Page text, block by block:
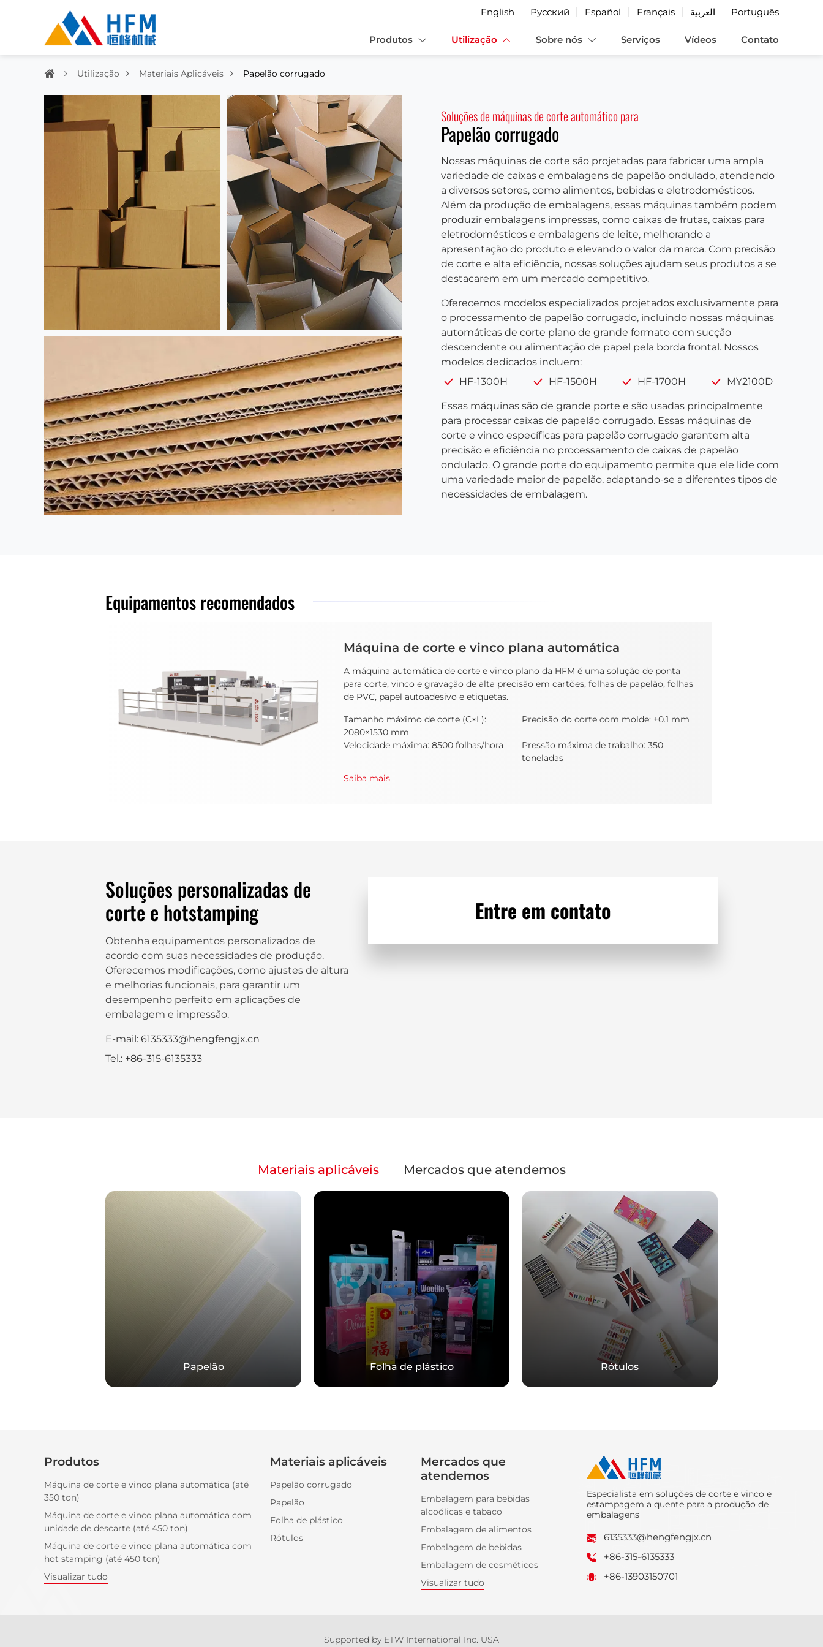
English Русский Español Français العربية Português
Produtos Utilização Sobre nós Serviços Vídeos Contato
Utilização Materiais Aplicáveis Papelão corrugado
Soluções de máquinas de corte automático para
Papelão corrugado
Nossas máquinas de corte são projetadas para fabricar uma ampla
variedade de caixas e embalagens de papelão ondulado, atendendo
a diversos setores, como alimentos, bebidas e eletrodomésticos.
Além da produção de embalagens, essas máquinas também podem
produzir embalagens impressas, como caixas de frutas, caixas para
eletrodomésticos e embalagens de leite, melhorando a
apresentação do produto e elevando o valor da marca. Com precisão
de corte e alta eficiência, nossas soluções ajudam seus produtos a se
destacarem em um mercado competitivo.
Oferecemos modelos especializados projetados exclusivamente para
o processamento de papelão corrugado, incluindo nossas máquinas
automáticas de corte plano de grande formato com sucção
descendente ou alimentação de papel pela borda frontal. Nossos
modelos dedicados incluem:
HF-1300H
HF-1500H HF-1700H MY2100D
Essas máquinas são de grande porte e são usadas principalmente
para processar caixas de papelão corrugado. Essas máquinas de
corte e vinco específicas para papelão corrugado garantem alta
precisão e eficiência no processamento de caixas de papelão
ondulado. O grande porte do equipamento permite que ele lide com
uma variedade maior de papelão, adaptando-se a diferentes tipos de
necessidades de embalagem.
Equipamentos recomendados
Máquina de corte e vinco plana automática
A máquina automática de corte e vinco plano da HFM é uma solução de ponta
para corte, vinco e gravação de alta precisão em cartões, folhas de papelão, folhas
de PVC, papel autoadesivo e etiquetas.
Tamanho máximo de corte (C×L):
2080×1530 mm
Precisão do corte com molde: ±0.1 mm
Velocidade máxima: 8500 folhas/hora
Pressão máxima de trabalho: 350
toneladas
Saiba mais
Soluções personalizadas de
corte e hotstamping
Obtenha equipamentos personalizados de
acordo com suas necessidades de produção.
Oferecemos modificações, como ajustes de altura
e melhorias funcionais, para garantir um
desempenho perfeito em aplicações de
embalagem e impressão.
E-mail: 6135333@hengfengjx.cn
Tel.: +86-315-6135333
Entre em contato
Materiais aplicáveis Mercados que atendemos
Papelão Folha de plástico Rótulos
Produtos
Máquina de corte e vinco plana automática (até
350 ton)
Máquina de corte e vinco plana automática com
unidade de descarte (até 450 ton)
Máquina de corte e vinco plana automática com
hot stamping (até 450 ton)
Visualizar tudo
Materiais aplicáveis
Papelão corrugado
Papelão
Folha de plástico
Rótulos
Mercados que
atendemos
Embalagem para bebidas
alcoólicas e tabaco
Embalagem de alimentos
Embalagem de bebidas
Embalagem de cosméticos
Visualizar tudo
Especialista em soluções de corte e vinco e
estampagem a quente para a produção de
embalagens
6135333@hengfengjx.cn
+86-315-6135333
+86-13903150701
Supported by ETW International Inc. USA